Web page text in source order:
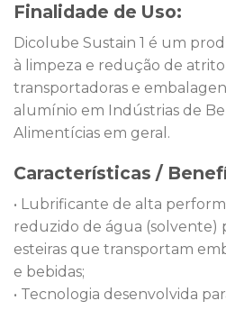
Finalidade de Uso:
Dicolube Sustain 1 é um
à limpeza e redução de
transportadoras e
alumínio em Indústrias de
Alimentícias em geral.
Características /
• Lubrificante de alta
reduzido de água (solvente)
esteiras que transportam
e bebidas;
• Tecnologia desenvolvida